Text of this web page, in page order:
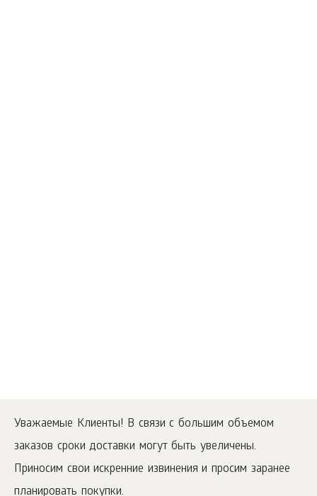
Уважаемые Клиенты! В связи с большим объемом
заказов сроки доставки могут быть увеличены.
Приносим свои искренние извинения и просим заранее
планировать покупки.